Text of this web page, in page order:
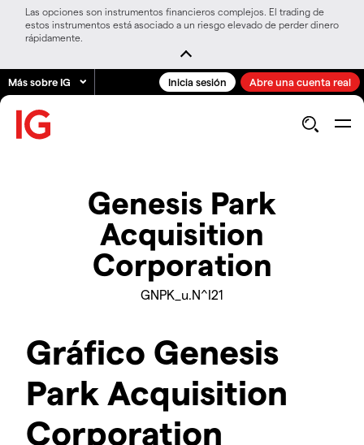
Las opciones son instrumentos financieros complejos. El trading de
estos instrumentos está asociado a un riesgo elevado de perder dinero
rápidamente.
Más sobre IG Inicia sesión Abre una cuenta real
Genesis Park
Acquisition
Corporation
GNPK_u.N^I21
Gráfico Genesis
Park Acquisition
Corporation